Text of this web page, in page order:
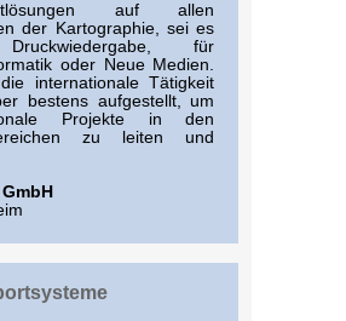
auf allen
der Kartographie, sei es
für
oder Neue Medien.
internationale Tätigkeit
bestens aufgestellt, um
Projekte in den
zu leiten und